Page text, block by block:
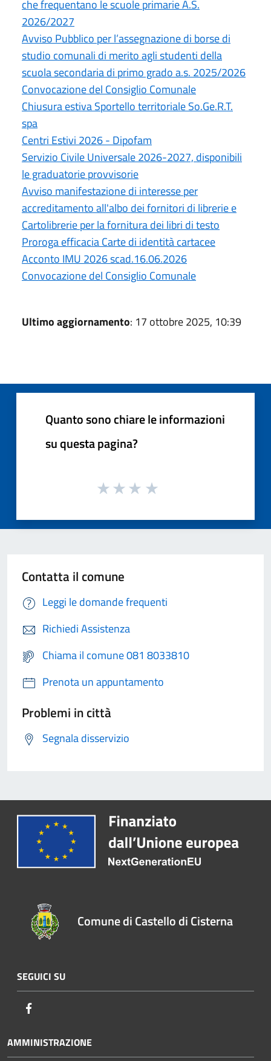
che frequentano le scuole primarie A.S.
2026/2027
Avviso Pubblico per l’assegnazione di borse di
studio comunali di merito agli studenti della
scuola secondaria di primo grado a.s. 2025/2026
Convocazione del Consiglio Comunale
Chiusura estiva Sportello territoriale So.Ge.R.T.
spa
Centri Estivi 2026 - Dipofam
Servizio Civile Universale 2026-2027, disponibili
le graduatorie provvisorie
Avviso manifestazione di interesse per
accreditamento all'albo dei fornitori di librerie e
Cartolibrerie per la fornitura dei libri di testo
Proroga efficacia Carte di identità cartacee
Acconto IMU 2026 scad.16.06.2026
Convocazione del Consiglio Comunale
Ultimo aggiornamento: 17 ottobre 2025, 10:39
Quanto sono chiare le informazioni
su questa pagina?
Contatta il comune
Leggi le domande frequenti
Richiedi Assistenza
Chiama il comune 081 8033810
Prenota un appuntamento
Problemi in città
Segnala disservizio
Comune di Castello di Cisterna
SEGUICI SU
AMMINISTRAZIONE